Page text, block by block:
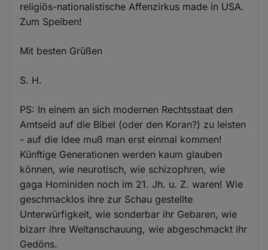
religiös-nationalistische Affenzirkus made in USA.
Zum Speiben!
Mit besten Grüßen
S. H.
PS: In einem an sich modernen Rechtsstaat den
Amtseid auf die Bibel (oder den Koran?) zu leisten
- auf die Idee muß man erst einmal kommen!
Künftige Generationen werden kaum glauben
können, wie neurotisch, wie schizophren, wie
gaga Hominiden noch im 21. Jh. u. Z. waren! Wie
geschmacklos ihre zur Schau gestellte
Unterwürfigkeit, wie sonderbar ihr Gebaren, wie
bizarr ihre Weltanschauung, wie abgeschmackt ihr
Gedöns.